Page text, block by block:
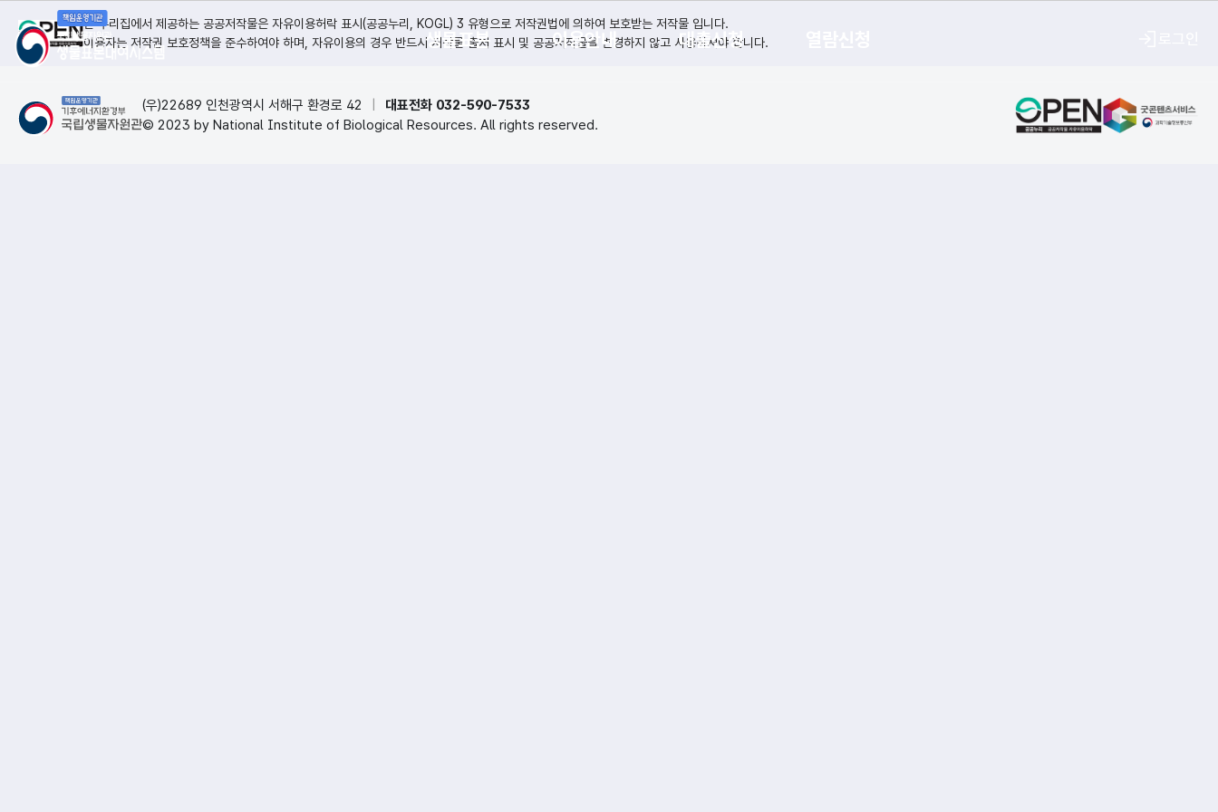
생물표본 이용안내 대출신청
본 누리집에서 제공하는 공공저작물은 자유이용허락 표시(공공누리, KOGL) 3 유형으로 저작권법에 의하여 보호받는 저작물 입니다.
이용자는 저작권 보호정책을 준수하여야 하며, 자유이용의 경우 반드시 저작물 출처 표시 및 공공저작물을 변경하지 않고 사용하셔야 합니다.
(우)22689 인천광역시 서해구 환경로 42
대표전화 032-590-7533
© 2023 by National Institute of Biological Resources. All rights reserved.